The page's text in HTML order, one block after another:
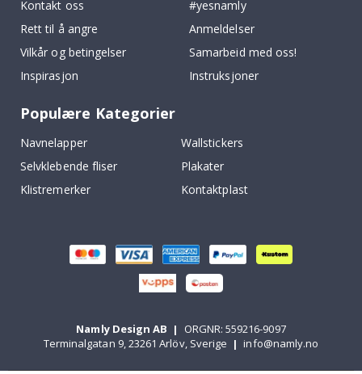
Kontakt oss
Rett til å angre
Vilkår og betingelser
Inspirasjon
#yesnamly
Anmeldelser
Samarbeid med oss!
Instruksjoner
Populære Kategorier
Navnelapper
Wallstickers
Selvklebende fliser
Plakater
Klistremerker
Kontaktplast
Namly Design AB |
ORGNR: 559216-9097
Terminalgatan 9, 23261 Arlöv, Sverige | info@namly.no